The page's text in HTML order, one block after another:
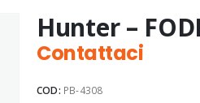
Hunter –
Contattaci
COD: PB-4308